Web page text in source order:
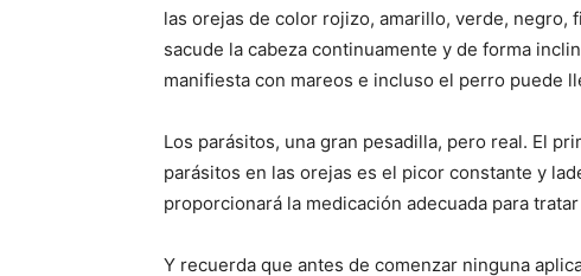
las orejas de color rojizo, amarillo, verde, negro,
sacude la cabeza continuamente y de forma
manifiesta con mareos e incluso el perro puede
Los parásitos, una gran pesadilla, pero real. El
parásitos en las orejas es el picor constante y
proporcionará la medicación adecuada para
Y recuerda que antes de comenzar ninguna